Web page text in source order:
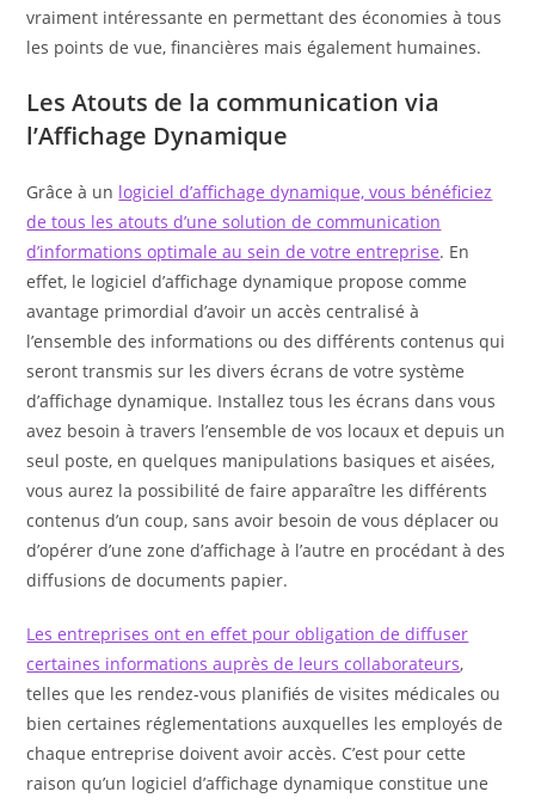
vraiment intéressante en permettant des économies à tous
les points de vue, financières mais également humaines.
Les Atouts de la communication via
l’Affichage Dynamique
Grâce à un logiciel d’affichage dynamique, vous bénéficiez
de tous les atouts d’une solution de communication
d’informations optimale au sein de votre entreprise. En
effet, le logiciel d’affichage dynamique propose comme
avantage primordial d’avoir un accès centralisé à
l’ensemble des informations ou des différents contenus qui
seront transmis sur les divers écrans de votre système
d’affichage dynamique. Installez tous les écrans dans vous
avez besoin à travers l’ensemble de vos locaux et depuis un
seul poste, en quelques manipulations basiques et aisées,
vous aurez la possibilité de faire apparaître les différents
contenus d’un coup, sans avoir besoin de vous déplacer ou
d’opérer d’une zone d’affichage à l’autre en procédant à des
diffusions de documents papier.
Les entreprises ont en effet pour obligation de diffuser
certaines informations auprès de leurs collaborateurs,
telles que les rendez-vous planifiés de visites médicales ou
bien certaines réglementations auxquelles les employés de
chaque entreprise doivent avoir accès. C’est pour cette
raison qu’un logiciel d’affichage dynamique constitue une